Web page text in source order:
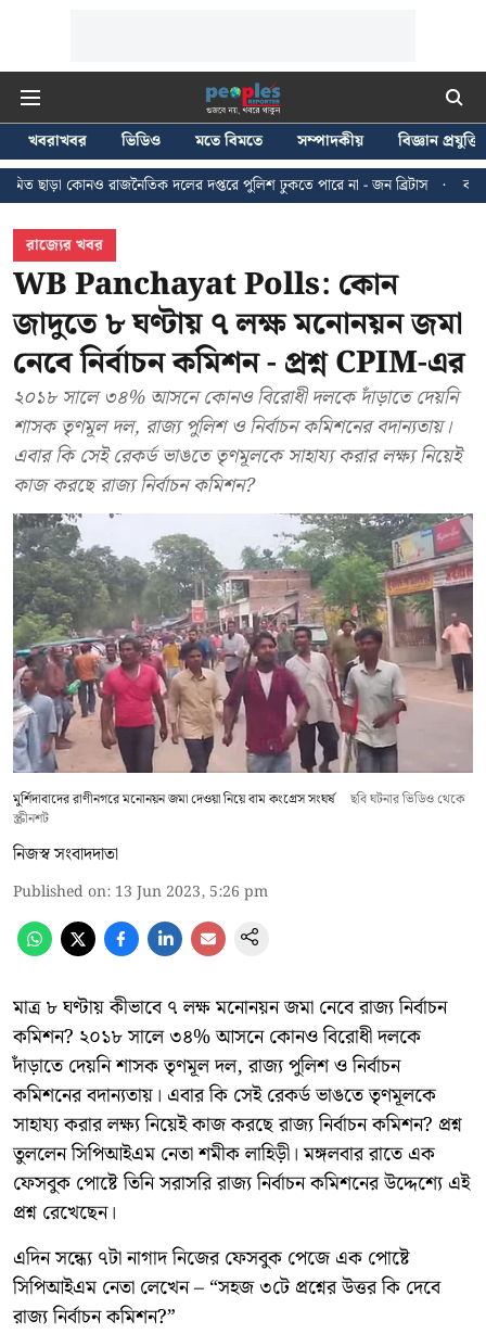
খবরাখবর ভিডিও মতে বিমতে সম্পাদকীয়
বিজ্ঞান প্রযুক্তি
দলের দপ্তরে পুলিশ ঢুকতে পারে না - জন ব্রিটাস
কলকাতায় ২৪ জুলাইয়ের
রাজ্যের খবর
WB Panchayat Polls: কোন
জাদুতে ৮ ঘণ্টায় ৭ লক্ষ মনোনয়ন জমা
নেবে নির্বাচন কমিশন - প্রশ্ন CPIM-এর
২০১৮ সালে ৩৪% আসনে কোনও বিরোধী দলকে দাঁড়াতে দেয়নি
শাসক তৃণমূল দল, রাজ্য পুলিশ ও নির্বাচন কমিশনের বদান্যতায়।
এবার কি সেই রেকর্ড ভাঙতে তৃণমূলকে সাহায্য করার লক্ষ্য নিয়েই
কাজ করছে রাজ্য নির্বাচন কমিশন?
মুর্শিদাবাদের রাণীনগরে মনোনয়ন জমা দেওয়া নিয়ে বাম কংগ্রেস সংঘর্ষ
ছবি ঘটনার ভিডিও থেকে
স্ক্রীনশট
নিজস্ব সংবাদদাতা
Published on: 13 Jun 2023, 5:26 pm
মাত্র ৮ ঘণ্টায় কীভাবে ৭ লক্ষ মনোনয়ন জমা নেবে রাজ্য নির্বাচন
কমিশন? ২০১৮ সালে ৩৪% আসনে কোনও বিরোধী দলকে
দাঁড়াতে দেয়নি শাসক তৃণমূল দল, রাজ্য পুলিশ ও নির্বাচন
কমিশনের বদান্যতায়। এবার কি সেই রেকর্ড ভাঙতে তৃণমূলকে
সাহায্য করার লক্ষ্য নিয়েই কাজ করছে রাজ্য নির্বাচন কমিশন? প্রশ্ন
তুললেন সিপিআইএম নেতা শমীক লাহিড়ী। মঙ্গলবার রাতে এক
ফেসবুক পোষ্টে তিনি সরাসরি রাজ্য নির্বাচন কমিশনের উদ্দেশ্যে এই
প্রশ্ন রেখেছেন।
এদিন সন্ধ্যে ৭টা নাগাদ নিজের ফেসবুক পেজে এক পোষ্টে
সিপিআইএম নেতা লেখেন – “সহজ ৩টে প্রশ্নের উত্তর কি দেবে
রাজ্য নির্বাচন কমিশন?”